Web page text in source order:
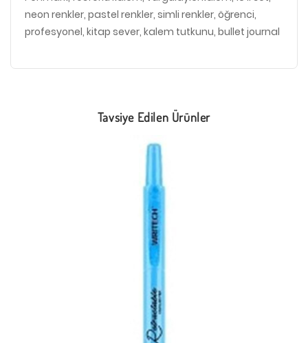
neon renkler, pastel renkler, simli renkler, öğrenci,
profesyonel, kitap sever, kalem tutkunu, bullet journal
Tavsiye Edilen Ürünler